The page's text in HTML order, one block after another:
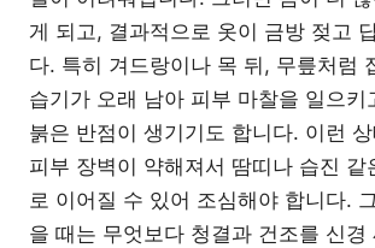
게 되고, 결과적으로 옷이 금방 젖고
다. 특히 겨드랑이나 목 뒤, 무릎처럼
습기가 오래 남아 피부 마찰을 일으키
붉은 반점이 생기기도 합니다. 이런
피부 장벽이 약해져서 땀띠나 습진 같
로 이어질 수 있어 조심해야 합니다.
을 때는 무엇보다 청결과 건조를 신경